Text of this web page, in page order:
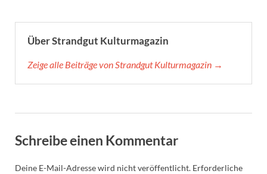
Über Strandgut Kulturmagazin
Zeige alle Beiträge von Strandgut Kulturmagazin →
Schreibe einen Kommentar
Deine E-Mail-Adresse wird nicht veröffentlicht. Erforderliche